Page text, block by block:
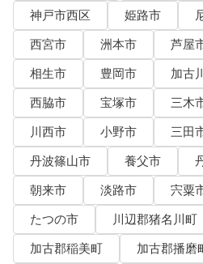
神戸市西区
姫路市
西宮市
洲本市 芦屋
相生市
豊岡市 加古
西脇市
宝塚市 三木
川西市
小野市 三田
丹波篠山市
養父市
朝来市
淡路市 宍粟
たつの市
川辺郡猪名川町
加古郡稲美町
加古郡播磨